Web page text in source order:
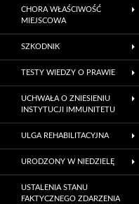
CHORA WŁAŚCIWOŚĆ
MIEJSCOWA
SZKODNIK
TESTY WIEDZY O PRAWIE
UCHWAŁA O ZNIESIENIU
INSTYTUCJI IMMUNITETU
ULGA REHABILITACYJNA
URODZONY W NIEDZIELĘ
USTALENIA STANU
FAKTYCZNEGO ZDARZENIA